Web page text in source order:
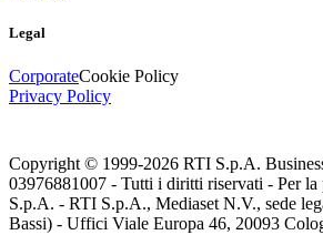
Legal
CorporateCookie Policy
Privacy Policy
Copyright © 1999-2026 RTI S.p.A.
03976881007 - Tutti i diritti riservati - Per
S.p.A. - RTI S.p.A., Mediaset N.V., sede
Bassi) - Uffici Viale Europa 46, 20093